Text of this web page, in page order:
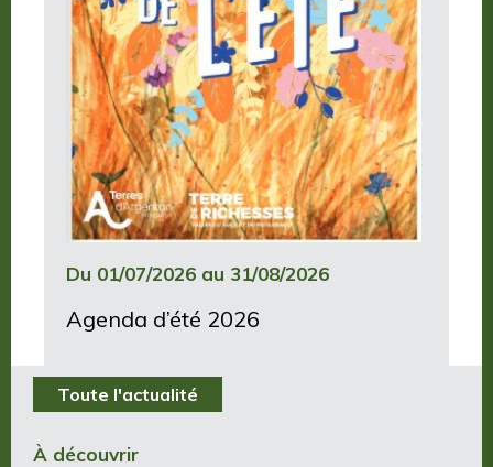
Du 01/07/2026 au 31/08/2026
Agenda d’été 2026
Toute l'actualité
À découvrir